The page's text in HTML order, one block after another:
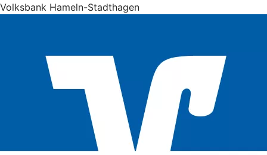
Volksbank Hameln-Stadthagen